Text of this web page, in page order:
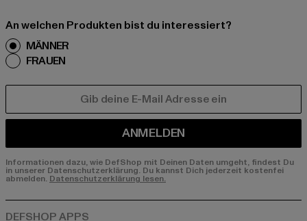
An welchen Produkten bist du interessiert?
MÄNNER
FRAUEN
ANMELDEN
Informationen dazu, wie DefShop mit Deinen Daten umgeht, findest Du
in unserer Datenschutzerklärung. Du kannst Dich jederzeit kostenfei
abmelden. Datenschutzerklärung lesen.